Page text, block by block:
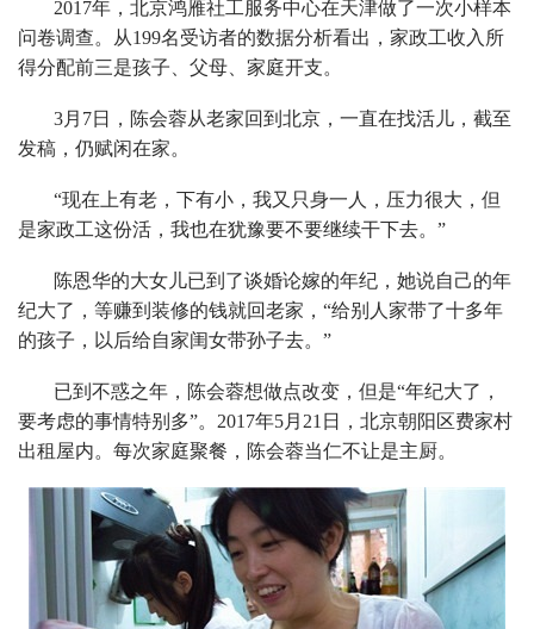
2017年，北京鸿雁社工服务中心在天津做了一次小样本
问卷调查。从199名受访者的数据分析看出，家政工收入所
得分配前三是孩子、父母、家庭开支。
3月7日，陈会蓉从老家回到北京，一直在找活儿，截至
发稿，仍赋闲在家。
“现在上有老，下有小，我又只身一人，压力很大，但
是家政工这份活，我也在犹豫要不要继续干下去。”
陈恩华的大女儿已到了谈婚论嫁的年纪，她说自己的年
纪大了，等赚到装修的钱就回老家，“给别人家带了十多年
的孩子，以后给自家闺女带孙子去。”
已到不惑之年，陈会蓉想做点改变，但是“年纪大了，
要考虑的事情特别多”。2017年5月21日，北京朝阳区费家村
出租屋内。每次家庭聚餐，陈会蓉当仁不让是主厨。